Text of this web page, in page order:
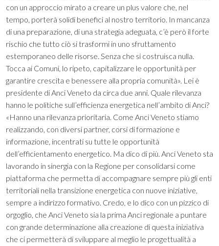
con un approccio mirato a creare un plus valore che, nel
tempo, porterà solidi benefici al nostro territorio. In mancanza
di una preparazione, di una strategia adeguata, c’è però il forte
rischio che tutto ciò si trasformi in uno sfruttamento
estemporaneo delle risorse. Senza che si costruisca nulla.
Tocca ai Comuni, lo ripeto, capitalizzare le opportunità per
garantire crescita e benessere alla propria comunità». Lei è
presidente di Anci Veneto da circa due anni. Quale rilevanza
hanno le politiche sull’efficienza energetica nell’ambito di Anci?
«Hanno una rilevanza prioritaria. Come Anci Veneto stiamo
realizzando, con diversi partner, corsi di formazione e
informazione, incentrati su tutte le opportunità
dell’efficientamento energetico. Ma dico di più. Anci Veneto sta
lavorando in sinergia con la Regione per consolidarsi come
piattaforma che permetta di accompagnare sempre più gli enti
territoriali nella transizione energetica con nuove iniziative,
sempre a indirizzo formativo. Credo, e lo dico con un pizzico di
orgoglio, che Anci Veneto sia la prima Anci regionale a puntare
con grande determinazione alla creazione di questa iniziativa
che ci permetterà di sviluppare al meglio le progettualità a